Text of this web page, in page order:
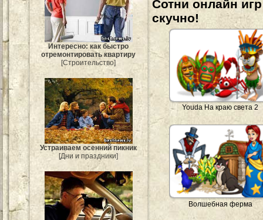
Интересно: как быстро
отремонтировать квартиру
[Строительство]
Устраиваем осенний пикник
[Дни и праздники]
Сотни онлайн
скучно!
Youda На краю света 2
Волшебная ферма